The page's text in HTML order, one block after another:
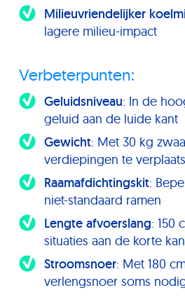
Milieuvriendelijker
lagere milieu-impact
Verbeterpunten:
Geluidsniveau: In de
geluid aan de luide kant
Gewicht: Met 30 kg
verdiepingen te
Raamafdichtingskit:
niet-standaard ramen
Lengte afvoerslang: 150
situaties aan de korte
Stroomsnoer: Met 180
verlengsnoer soms